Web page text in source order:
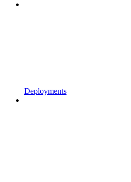
Deployments